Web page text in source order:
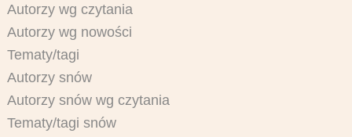
Autorzy wg czytania
Autorzy wg nowości
Tematy/tagi
Autorzy snów
Autorzy snów wg czytania
Tematy/tagi snów